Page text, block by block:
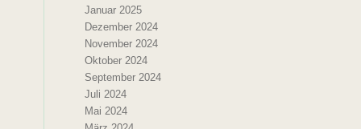
Januar 2025
Dezember 2024
November 2024
Oktober 2024
September 2024
Juli 2024
Mai 2024